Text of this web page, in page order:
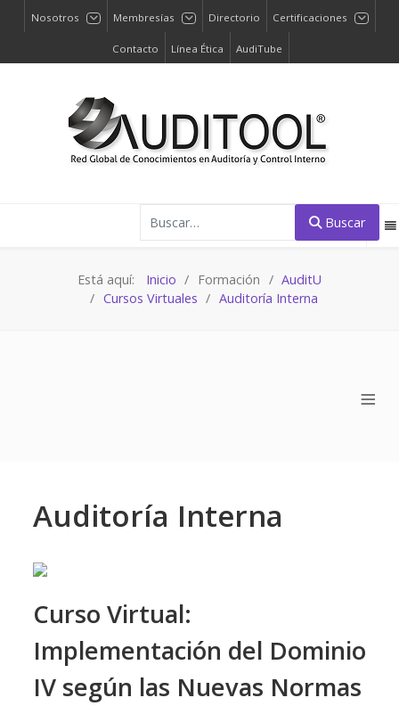
Nosotros Membresías Directorio Certificaciones
Contacto Línea Ética AudiTube
Buscar
Está aquí: Inicio Formación
AuditU
Cursos Virtuales
Auditoría Interna
≡
Auditoría Interna
Curso Virtual:
Implementación del Dominio
IV según las Nuevas Normas